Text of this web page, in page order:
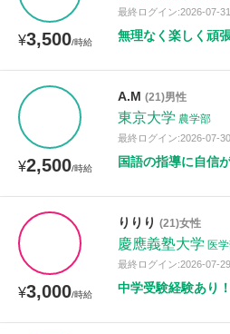
¥3,500/時給
最終ログイン:2026-07-31
無理なく楽しく頑
¥2,500/時給
A.M (21)男性
東京大学 農学部
最終ログイン:2026-07-30
国語の指導に自信
¥3,000/時給
りりり (21)女性
慶應義塾大学 医
最終ログイン:2026-07-29
中学受験経験あり